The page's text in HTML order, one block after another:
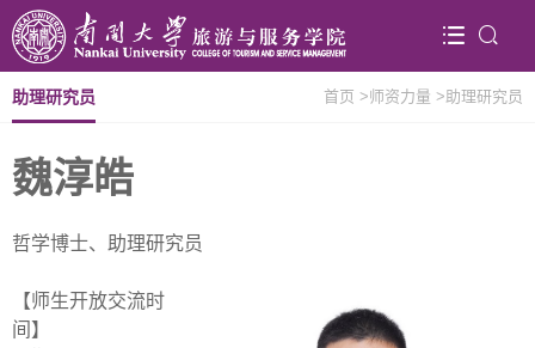
首页 >师资力量 >助理研究员
助理研究员
魏淳皓
哲学博士、助理研究员
【师生开放交流时
间】